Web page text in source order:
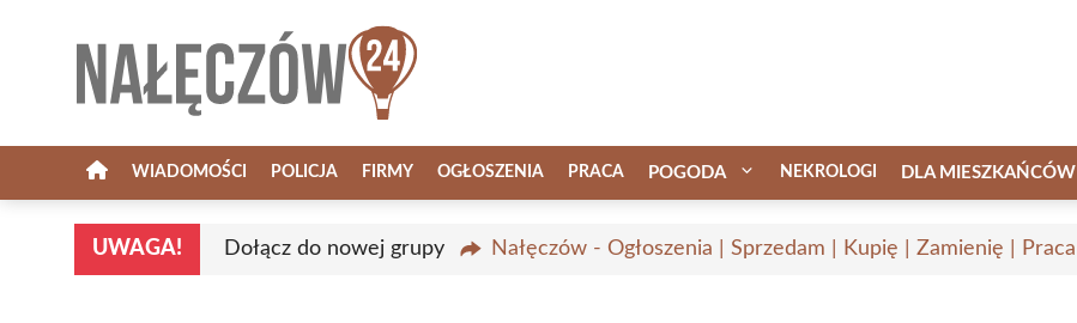
WIADOMOŚCI POLICJA FIRMY OGŁOSZENIA PRACA POGODA NEKROLOGI DLA MIESZKAŃCÓW
UWAGA! Dołącz do nowej grupy Nałęczów - Ogłoszenia | Sprzedam | Kupię | Zamienię | Praca